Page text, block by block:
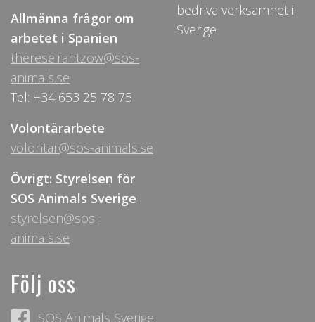
Allmänna frågor om
arbetet i Spanien
therese.rantzow@sos-
animals.se
Tel: +34 653 25 78 75
Volontärarbete
volontar@sos-animals.se
Övrigt: Styrelsen för
SOS Animals Sverige
styrelsen@sos-
animals.se
bedriva verksamhet i
Sverige
Följ oss
SOS Animals Sverige